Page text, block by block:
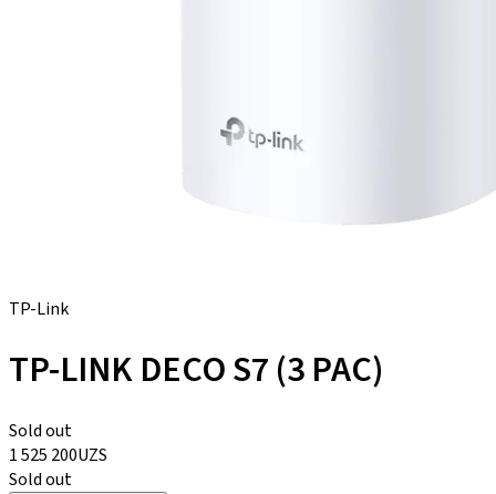
TP-Link
TP-LINK DECO S7 (3 PAC)
Sold out
1 525 200UZS
Sold out